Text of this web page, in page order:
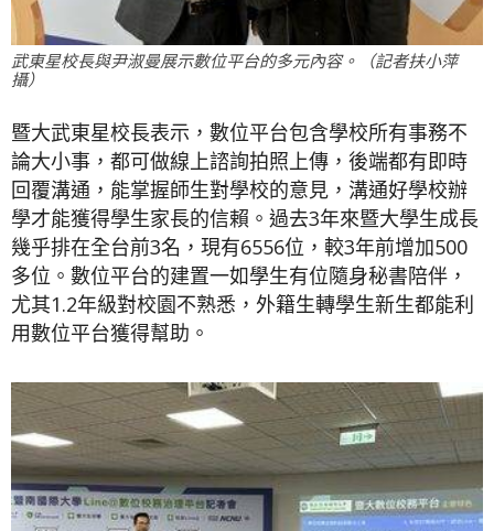
武東星校長與尹淑曼展示數位平台的多元內容。（記者扶小萍
攝）
暨大武東星校長表示，數位平台包含學校所有事務不
論大小事，都可做線上諮詢拍照上傳，後端都有即時
回覆溝通，能掌握師生對學校的意見，溝通好學校辦
學才能獲得學生家長的信賴。過去3年來暨大學生成長
幾乎排在全台前3名，現有6556位，較3年前增加500
多位。數位平台的建置一如學生有位隨身秘書陪伴，
尤其1.2年級對校園不熟悉，外籍生轉學生新生都能利
用數位平台獲得幫助。